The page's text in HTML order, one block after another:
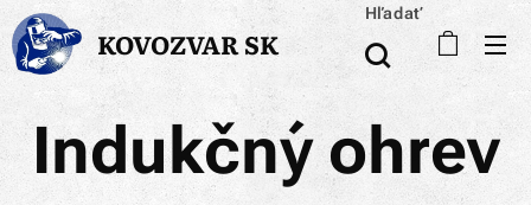
KOVOZVAR SK
Hľadať
Indukčný ohrev